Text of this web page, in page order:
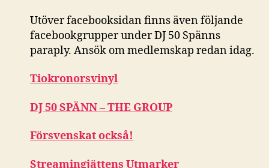
Utöver facebooksidan finns även följande
facebookgrupper under DJ 50 Spänns
paraply. Ansök om medlemskap redan idag.
Tiokronorsvinyl
DJ 50 SPÄNN – THE GROUP
Försvenskat också!
Streamingjättens Utmarker